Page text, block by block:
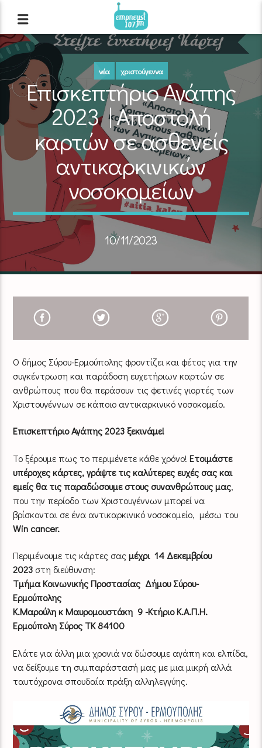
νέα χριστούγεννα
Επισκεπτήριο Αγάπης
2023 | Αποστολή
καρτών σε ασθενείς
αντικαρκινικών
νοσοκομείων
10/11/2023
Ο δήμος Σύρου-Ερμούπολης φροντίζει και φέτος για την
συγκέντρωση και παράδοση ευχετήριων καρτών σε
ανθρώπους που θα περάσουν τις φετινές γιορτές των
Χριστουγέννων σε κάποιο αντικαρκινικό νοσοκομείο.
Επισκεπτήριο Αγάπης 2023 ξεκινάμε!
Το ξέρουμε πως το περιμένετε κάθε χρόνο!Ετοιμάστε
υπέροχες κάρτες, γράψτε τις καλύτερες ευχές σας και
εμείς θα τις παραδώσουμε στους συνανθρώπους μας,
που την περίοδο των Χριστουγέννων μπορεί να
βρίσκονται σε ένα αντικαρκινικό νοσοκομείο, μέσω του
Win cancer.
Περιμένουμε τις κάρτες σαςμέχρι 14 Δεκεμβρίου
2023 στη διεύθυνση:
Τμήμα Κοινωνικής Προστασίας Δήμου Σύρου-
Ερμούπολης
Κ.Μαρούλη κ Μαυρομουστάκη 9 -Κτήριο Κ.Α.Π.Η.
Ερμούπολη Σύρος ΤΚ 84100
Ελάτε για άλλη μια χρονιά να δώσουμε αγάπη και ελπίδα,
να δείξουμε τη συμπαράστασή μας με μια μικρή αλλά
ταυτόχρονα σπουδαία πράξη αλληλεγγύης.